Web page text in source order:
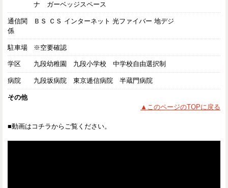
ナ ガーベッジスペース
通信関
係
ＢＳ ＣＳ インターネット 光ファイバー 地デジ
駐車場 ※空要確認
学区 九段幼稚園 九段小学校 中学校自由選択制
病院 九段坂病院 東京逓信病院 半蔵門病院
その他
▲このページのTOPに戻る
■動画はコチラからご覧ください。